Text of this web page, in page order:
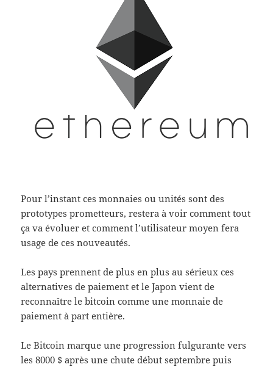
Pour l’instant ces monnaies ou unités sont des
prototypes prometteurs, restera à voir comment tout
ça va évoluer et comment l’utilisateur moyen fera
usage de ces nouveautés.
Les pays prennent de plus en plus au sérieux ces
alternatives de paiement et le Japon vient de
reconnaître le bitcoin comme une monnaie de
paiement à part entière.
Le Bitcoin marque une progression fulgurante vers
les 8000 $ après une chute début septembre puis